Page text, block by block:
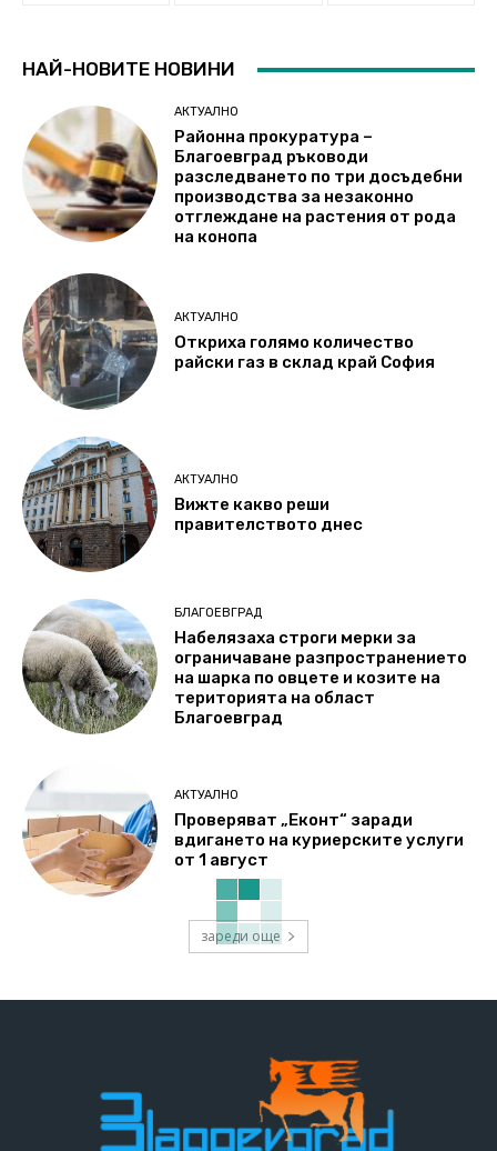
НАЙ-НОВИТЕ НОВИНИ
АКТУАЛНО
Районна прокуратура –
Благоевград ръководи
разследването по три досъдебни
производства за незаконно
отглеждане на растения от рода
на конопа
АКТУАЛНО
Откриха голямо количество
райски газ в склад край София
АКТУАЛНО
Вижте какво реши
правителството днес
БЛАГОЕВГРАД
Набелязаха строги мерки за
ограничаване разпространението
на шарка по овцете и козите на
територията на област
Благоевград
АКТУАЛНО
Проверяват „Еконт“ заради
вдигането на куриерските услуги
от 1 август
зареди още